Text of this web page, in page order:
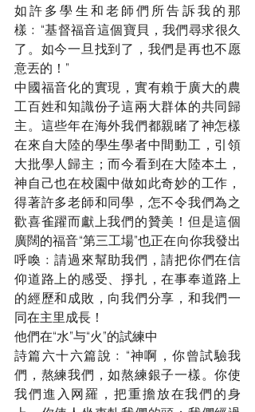
如許多學生和老師們所告訴我的那
樣﹕“基督福音這個寶貝，我們尋求很久
了。如今一旦找到了，我們是再也不愿
意丟的！”
中國福音化的實現，實有賴于廣大的農
工百姓和知識份子這兩大群体的共同歸
主。這些年在海外我們都親睹了神怎樣
在來自大陸的學生學者中間動工，引領
大批學人歸主；而今看到在大陸本土，
神自己也在校園中做如此奇妙的工作，
得著許多老師和同學，怎不令我們為之
歡喜雀躍而獻上我們的贊美！但是這個
廣闊的福音“第三工場”也正在向你我發出
呼喚﹕請過來幫助我們，請把你們在信
仰道路上的感受、掙扎，在事奉道路上
的經歷和成敗，向我們分享，和我們一
同在主里成長！
他們在“水”与“火”的試練中
詩篇六十六篇說﹕“神啊，你曾試驗我
們，熬練我們，如熬練銀子一樣。你使
我們進入网羅，把重擔放在我們的身